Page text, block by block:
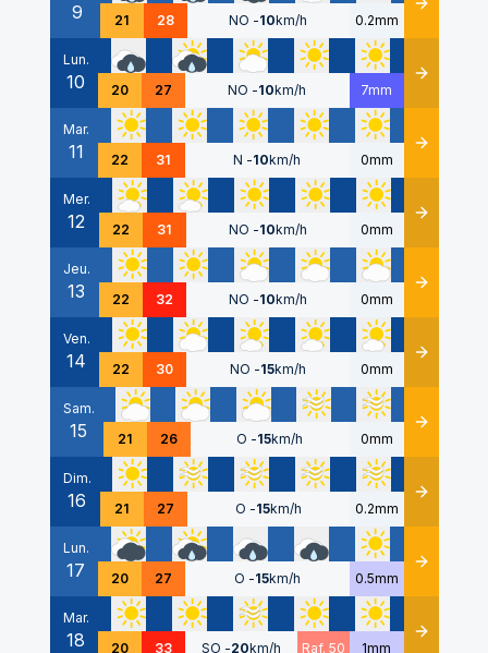
9 21 28 NO -10km/h 0.2mm Détails
Lun.
10 20 27 NO -10km/h 7mm Détails
Mar.
11 22 31 N -10km/h 0mm Détails
Mer.
12 22 31 NO -10km/h 0mm Détails
Jeu.
13 22 32 NO -10km/h 0mm Détails
Ven.
14 22 30 NO -15km/h 0mm Détails
Sam.
15 21 26 O -15km/h 0mm Détails
Dim.
16 21 27 O -15km/h 0.2mm Détails
Lun.
17 20 27 O -15km/h 0.5mm Détails
Mar.
18 20 33 SO -20km/h Raf. 50 1mm Détails